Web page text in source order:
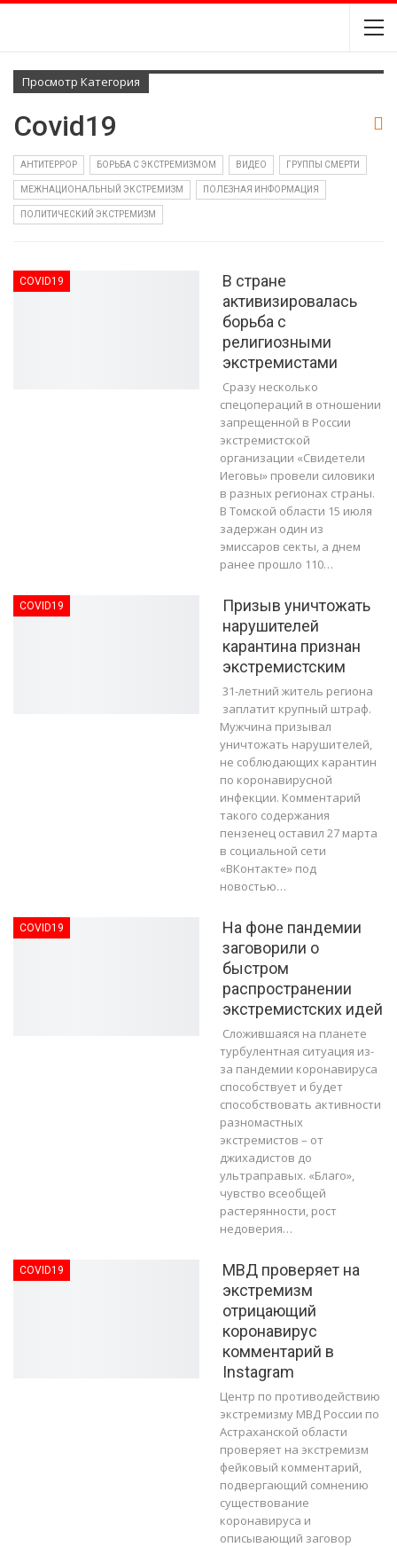
Просмотр Категория
Covid19
АНТИТЕРРОР БОРЬБА С ЭКСТРЕМИЗМОМ ВИДЕО ГРУППЫ СМЕРТИ
МЕЖНАЦИОНАЛЬНЫЙ ЭКСТРЕМИЗМ ПОЛЕЗНАЯ ИНФОРМАЦИЯ
ПОЛИТИЧЕСКИЙ ЭКСТРЕМИЗМ
COVID19
В стране
активизировалась
борьба с
религиозными
экстремистами
Сразу несколько
спецопераций в отношении
запрещенной в России
экстремистской
организации «Свидетели
Иеговы» провели силовики
в разных регионах страны.
В Томской области 15 июля
задержан один из
эмиссаров секты, а днем
ранее прошло 110…
COVID19
Призыв уничтожать
нарушителей
карантина признан
экстремистским
31-летний житель региона
заплатит крупный штраф.
Мужчина призывал
уничтожать нарушителей,
не соблюдающих карантин
по коронавирусной
инфекции. Комментарий
такого содержания
пензенец оставил 27 марта
в социальной сети
«ВКонтакте» под
новостью…
COVID19
На фоне пандемии
заговорили о
быстром
распространении
экстремистских идей
Сложившаяся на планете
турбулентная ситуация из-
за пандемии коронавируса
способствует и будет
способствовать активности
разномастных
экстремистов – от
джихадистов до
ультраправых. «Благо»,
чувство всеобщей
растерянности, рост
недоверия…
COVID19
МВД проверяет на
экстремизм
отрицающий
коронавирус
комментарий в
Instagram
Центр по противодействию
экстремизму МВД России по
Астраханской области
проверяет на экстремизм
фейковый комментарий,
подвергающий сомнению
существование
коронавируса и
описывающий заговор